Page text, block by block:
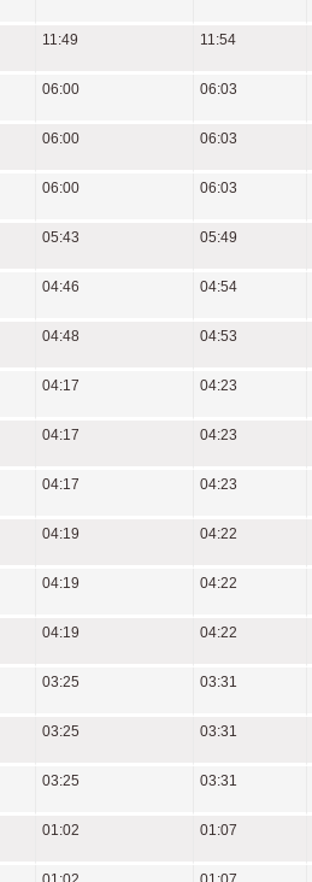
11:49 11:54
06:00 06:03
06:00 06:03
06:00 06:03
05:43 05:49
04:46 04:54
04:48 04:53
04:17 04:23
04:17 04:23
04:17 04:23
04:19 04:22
04:19 04:22
04:19 04:22
03:25 03:31
03:25 03:31
03:25 03:31
01:02 01:07